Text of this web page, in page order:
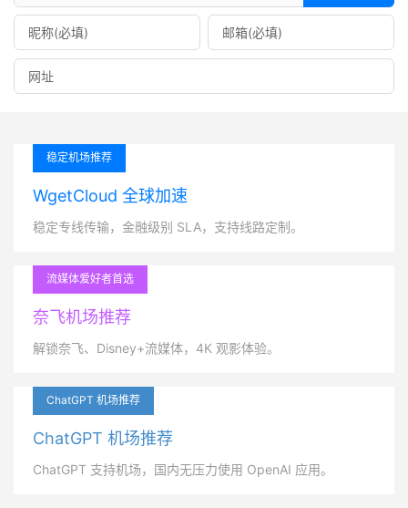
稳定机场推荐
WgetCloud 全球加速
稳定专线传输，金融级别 SLA，支持线路定制。
流媒体爱好者首选
奈飞机场推荐
解锁奈飞、Disney+流媒体，4K 观影体验。
ChatGPT 机场推荐
ChatGPT 机场推荐
ChatGPT 支持机场，国内无压力使用 OpenAI 应用。